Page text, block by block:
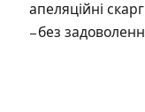
апеляційні
– без